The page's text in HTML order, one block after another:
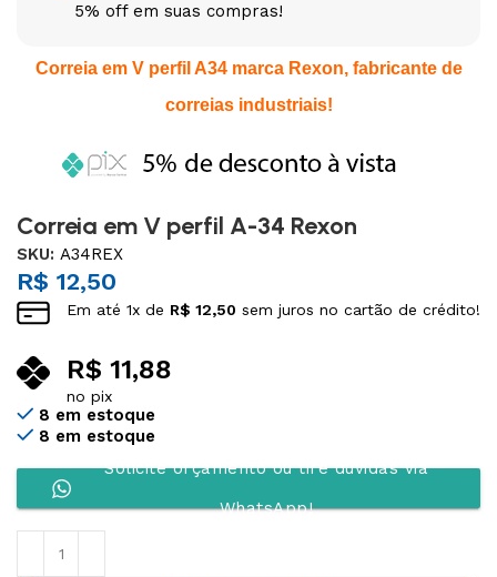
5% off em suas compras!
Correia em V perfil A34 marca Rexon, fabricante de
correias industriais!
Correia em V perfil A-34 Rexon
SKU:A34REX
R$ 12,50
Em até1x de R$ 12,50 sem juros no cartão de crédito!
R$ 11,88
no pix
8 em estoque
8 em estoque
Solicite orçamento ou tire dúvidas via
WhatsApp!